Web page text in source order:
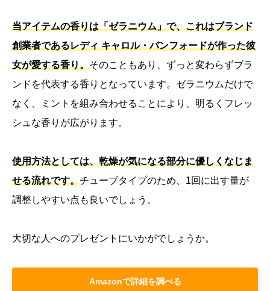
当アイテムの香りは「ゼラニウム」で、これはブランド
創業者であるレディ キャロル・バンフォードが作った彼
女が愛する香り。そのこともあり、ずっと変わらずブラ
ンドを代表する香りとなっています。ゼラニウムだけで
なく、ミントを組み合わせることにより、明るくフレッ
シュな香りが広がります。
使用方法としては、乾燥が気になる部分に優しくなじま
せる流れです。チューブタイプのため、1回に出す量が
調整しやすい点も良いでしょう。
大切な人へのプレゼントにいかがでしょうか。
Amazon